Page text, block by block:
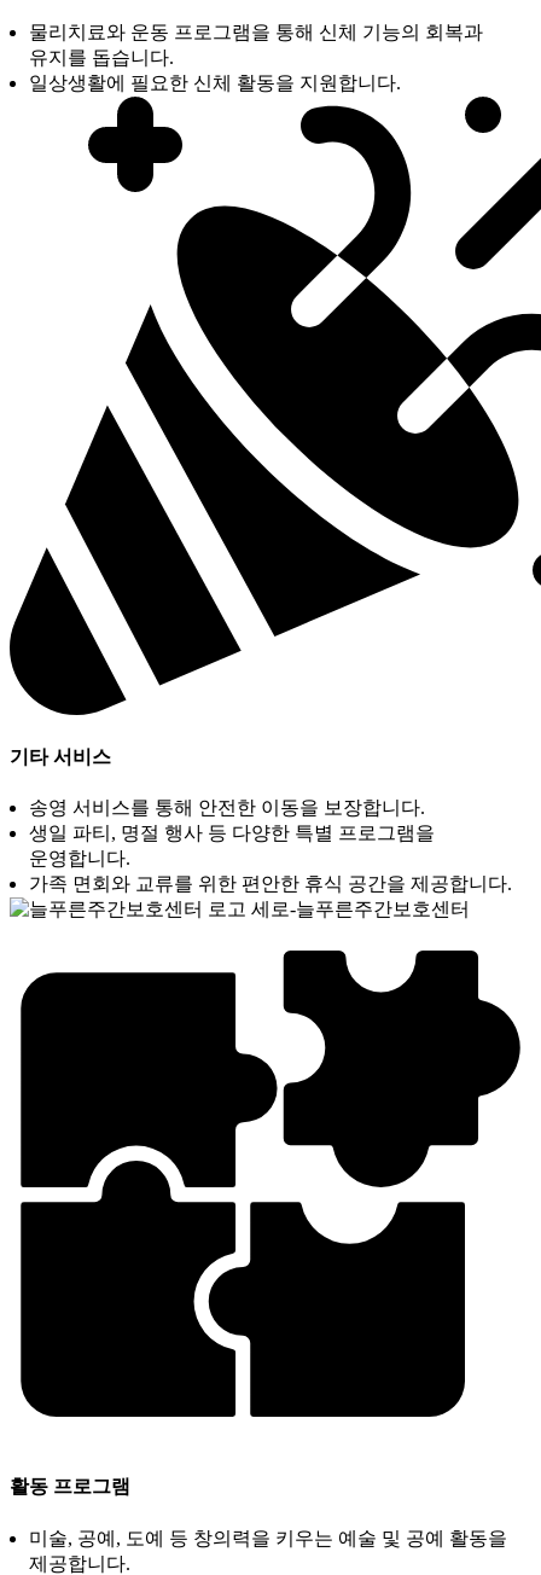
물리치료와 운동 프로그램을 통해 신체 기능의 회복과
유지를 돕습니다.
일상생활에 필요한 신체 활동을 지원합니다.
기타 서비스
송영 서비스를 통해 안전한 이동을 보장합니다.
생일 파티, 명절 행사 등 다양한 특별 프로그램을
운영합니다.
가족 면회와 교류를 위한 편안한 휴식 공간을 제공합니다.
활동 프로그램
미술, 공예, 도예 등 창의력을 키우는 예술 및 공예 활동을
제공합니다.